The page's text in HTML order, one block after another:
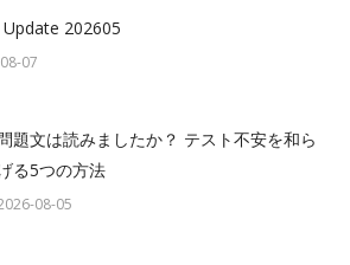
202605
07
題文は読みましたか？ テスト不安を和ら
る5つの方法
08-05